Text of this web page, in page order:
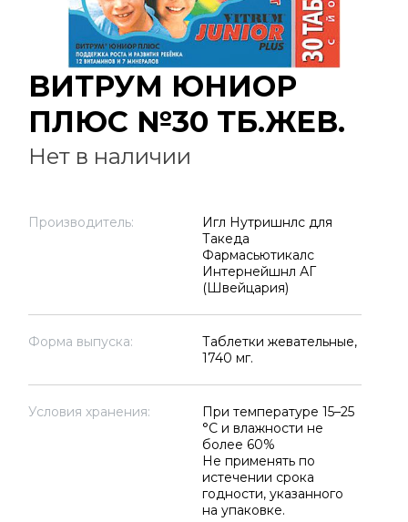
ВИТРУМ ЮНИОР
ПЛЮС №30 ТБ.ЖЕВ.
Нет в наличии
Производитель:
Игл Нутришнлс для
Такеда
Фармасьютикалс
Интернейшнл АГ
(Швейцария)
Форма выпуска:
Таблетки жевательные,
1740 мг.
Условия хранения:
При температуре 15–25
°C и влажности не
более 60%
Не применять по
истечении срока
годности, указанного
на упаковке.